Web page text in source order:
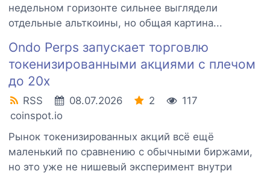
недельном горизонте сильнее выглядели
отдельные альткоины, но общая картина...
Ondo Perps запускает торговлю
токенизированными акциями с плечом
до 20x
RSS 08.07.2026 2
117
coinspot.io
Рынок токенизированных акций всё ещё
маленький по сравнению с обычными биржами,
но это уже не нишевый эксперимент внутри